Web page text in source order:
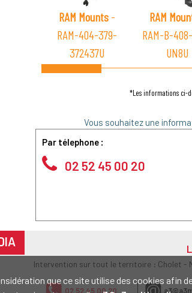
que ce site utilise des cookies
RAM Mounts-
RAM-404-379-
372437U
RAM
RAM-B-
UN8U
*Les informations ci-
Vous souhaitez une
Par télephone :
02 52 45 00 20
Intervention sur tout le territoire : Cholet -
02 52 45 00 20